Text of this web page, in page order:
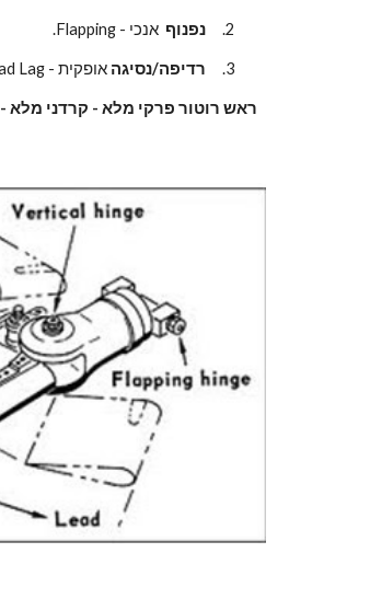
2. נפנוף
  אנכי - Flapping.
3. רדיפה/נסיגה אופקית - Lead Lag.
ראש רוטור פרקי מלא - קרדני מלא -